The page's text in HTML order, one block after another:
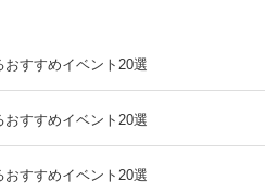
すすめイベント20選
すすめイベント20選
すすめイベント20選